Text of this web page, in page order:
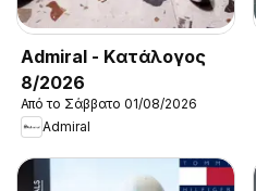
Admiral - Kατάλογος
8/2026
Από το Σάββατο 01/08/2026
Admiral